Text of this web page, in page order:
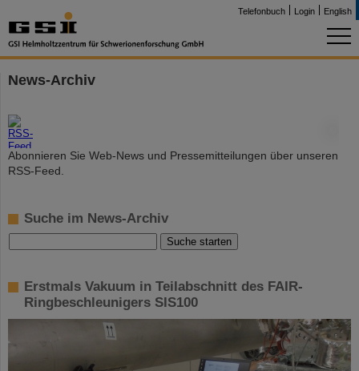
Telefonbuch Login English
News-Archiv
Abonnieren Sie Web-News und Pressemitteilungen über unseren
RSS-Feed.
Suche im News-Archiv
Erstmals Vakuum in Teilabschnitt des FAIR-
Ringbeschleunigers SIS100